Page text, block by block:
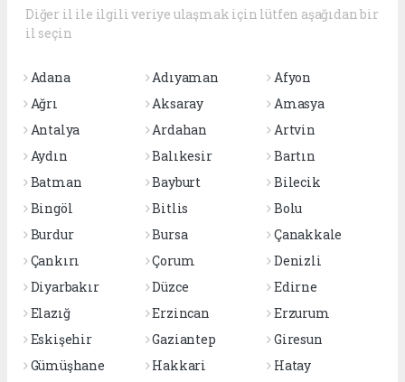
Diğer il ile ilgili veriye ulaşmak için lütfen aşağıdan bir
il seçin
Adana Adıyaman
Afyon
Ağrı
Aksaray
Amasya
Antalya
Ardahan
Artvin
Aydın
Balıkesir
Bartın
Batman
Bayburt
Bilecik
Bingöl
Bitlis
Bolu
Burdur
Bursa
Çanakkale
Çankırı
Çorum
Denizli
Diyarbakır
Düzce
Edirne
Elazığ
Erzincan
Erzurum
Eskişehir
Gaziantep
Giresun
Gümüşhane
Hakkari
Hatay